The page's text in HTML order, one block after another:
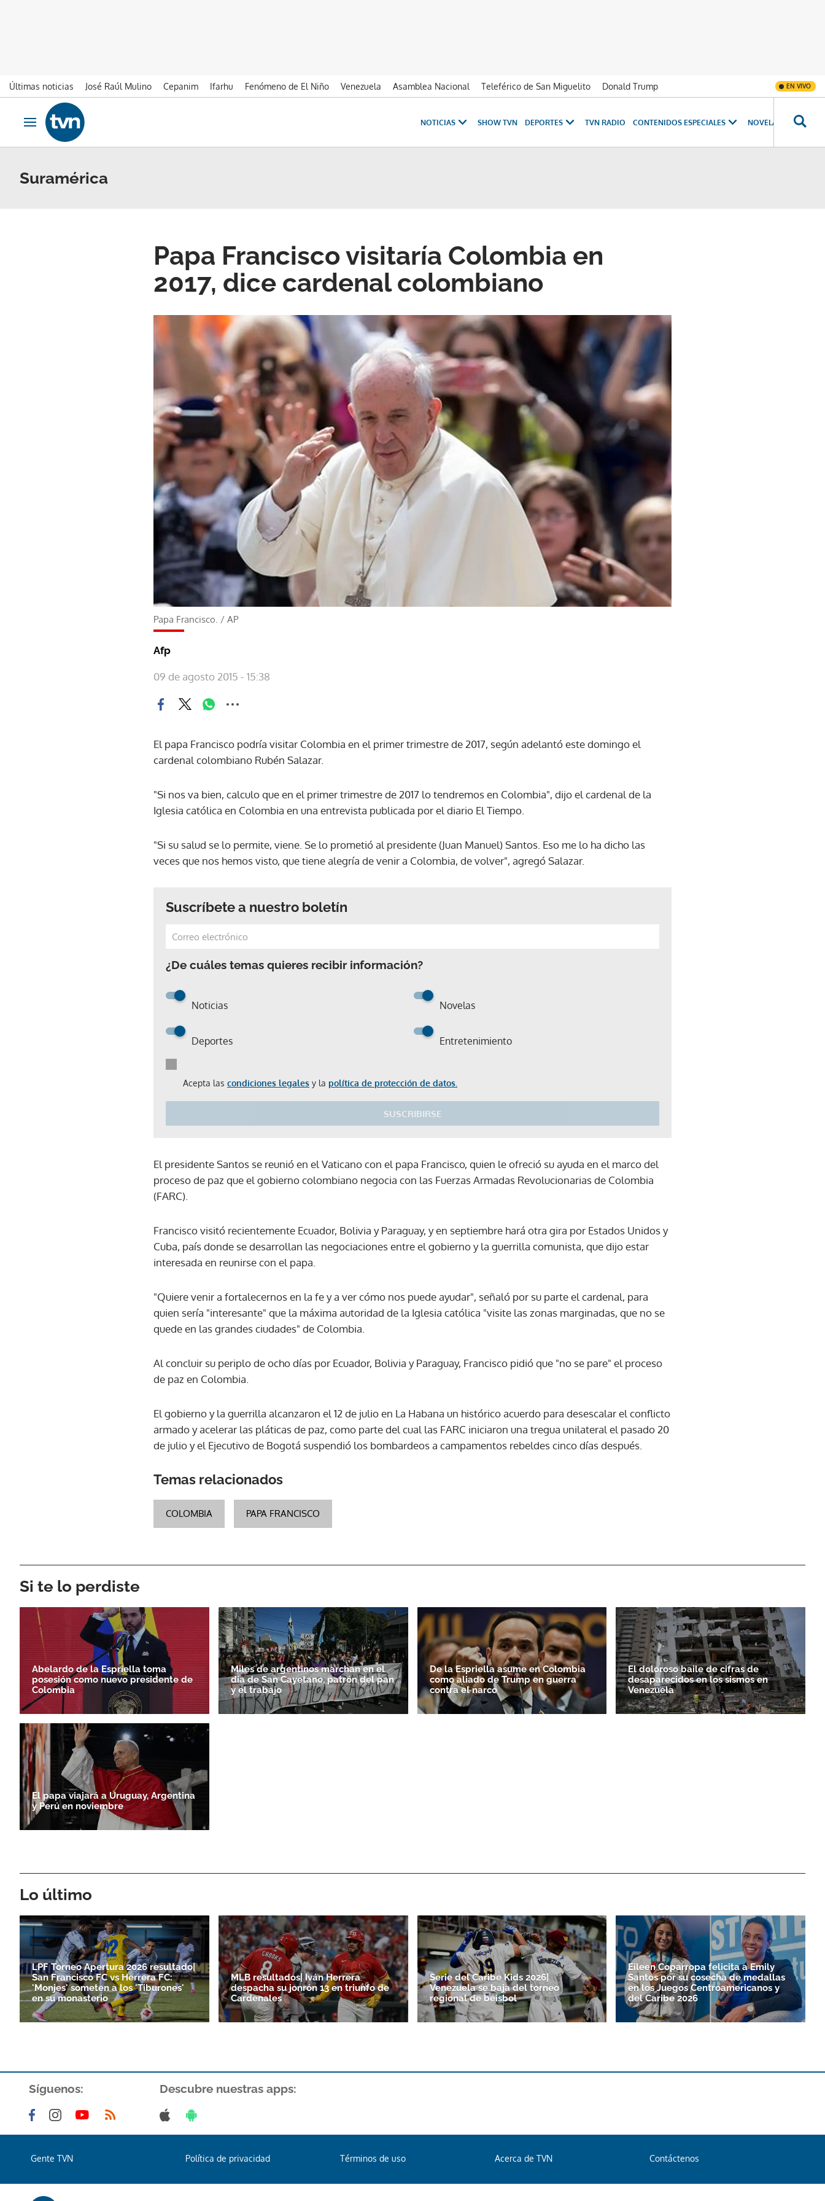
Últimas noticias José Raúl Mulino Cepanim Ifarhu Fenómeno de El Niño Venezuela Asamblea Nacional Teleférico de San Miguelito Donald Trump EN VIVO
Ir al contenido
Obrir navegació
NOTICIAS SHOW TVN DEPORTES TVN RADIO CONTENIDOS ESPECIALES NOVELAS
Suramérica
Papa Francisco visitaría Colombia en
2017, dice cardenal colombiano
Papa Francisco. / AP
Afp
09 de agosto 2015 - 15:38
El papa Francisco podría visitar Colombia en el primer trimestre de 2017, según adelantó este domingo el
cardenal colombiano Rubén Salazar.
"Si nos va bien, calculo que en el primer trimestre de 2017 lo tendremos en Colombia", dijo el cardenal de la
Iglesia católica en Colombia en una entrevista publicada por el diario El Tiempo.
"Si su salud se lo permite, viene. Se lo prometió al presidente (Juan Manuel) Santos. Eso me lo ha dicho las
veces que nos hemos visto, que tiene alegría de venir a Colombia, de volver", agregó Salazar.
Suscríbete a nuestro boletín
¿De cuáles temas quieres recibir información?
Noticias Novelas
Deportes Entretenimiento
Acepta las condiciones legales y la política de protección de datos.
SUSCRIBIRSE
Gracias por suscribirte a nuestro boletín.
ACEPTAR
El presidente Santos se reunió en el Vaticano con el papa Francisco, quien le ofreció su ayuda en el marco del
proceso de paz que el gobierno colombiano negocia con las Fuerzas Armadas Revolucionarias de Colombia
(FARC).
Francisco visitó recientemente Ecuador, Bolivia y Paraguay, y en septiembre hará otra gira por Estados Unidos y
Cuba, país donde se desarrollan las negociaciones entre el gobierno y la guerrilla comunista, que dijo estar
interesada en reunirse con el papa.
"Quiere venir a fortalecernos en la fe y a ver cómo nos puede ayudar", señaló por su parte el cardenal, para
quien sería "interesante" que la máxima autoridad de la Iglesia católica "visite las zonas marginadas, que no se
quede en las grandes ciudades" de Colombia.
Al concluir su periplo de ocho días por Ecuador, Bolivia y Paraguay, Francisco pidió que "no se pare" el proceso
de paz en Colombia.
El gobierno y la guerrilla alcanzaron el 12 de julio en La Habana un histórico acuerdo para desescalar el conflicto
armado y acelerar las pláticas de paz, como parte del cual las FARC iniciaron una tregua unilateral el pasado 20
de julio y el Ejecutivo de Bogotá suspendió los bombardeos a campamentos rebeldes cinco días después.
Temas relacionados
COLOMBIA PAPA FRANCISCO
Si te lo perdiste
Abelardo de la Espriella toma
posesión como nuevo presidente de
Colombia
Miles de argentinos marchan en el
día de San Cayetano, patrón del pan
y el trabajo
De la Espriella asume en Colombia
como aliado de Trump en guerra
contra el narco
El doloroso baile de cifras de
desaparecidos en los sismos en
Venezuela
El papa viajará a Uruguay, Argentina
y Perú en noviembre
Lo último
LPF Torneo Apertura 2026 resultado|
San Francisco FC vs Herrera FC:
'Monjes' someten a los 'Tiburones'
en su monasterio
MLB resultados| Iván Herrera
despacha su jonrón 13 en triunfo de
Cardenales
Serie del Caribe Kids 2026|
Venezuela se baja del torneo
regional de béisbol
Eileen Coparropa felicita a Emily
Santos por su cosecha de medallas
en los Juegos Centroamericanos y
del Caribe 2026
Síguenos: Descubre nuestras apps:
Gente TVN Política de privacidad Términos de uso Acerca de TVN Contáctenos